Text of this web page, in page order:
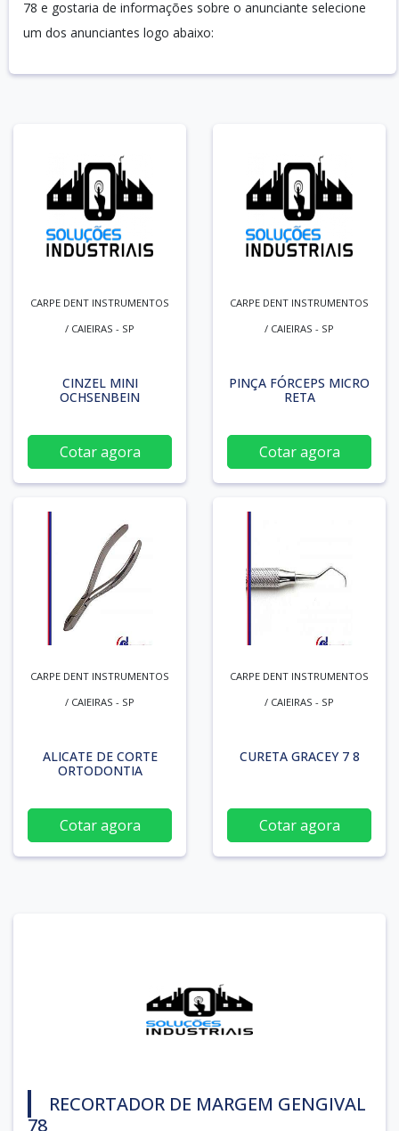
78 e gostaria de informações sobre o anunciante selecione
um dos anunciantes logo abaixo:
CARPE DENT INSTRUMENTOS
/ CAIEIRAS - SP
CINZEL MINI
OCHSENBEIN
Cotar agora
CARPE DENT INSTRUMENTOS
/ CAIEIRAS - SP
PINÇA FÓRCEPS MICRO
RETA
Cotar agora
CARPE DENT INSTRUMENTOS
/ CAIEIRAS - SP
ALICATE DE CORTE
ORTODONTIA
Cotar agora
CARPE DENT INSTRUMENTOS
/ CAIEIRAS - SP
CURETA GRACEY 7 8
Cotar agora
RECORTADOR DE MARGEM GENGIVAL
78